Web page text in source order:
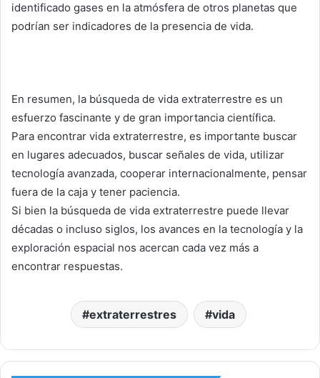
identificado gases en la atmósfera de otros planetas que
podrían ser indicadores de la presencia de vida.
En resumen, la búsqueda de vida extraterrestre es un
esfuerzo fascinante y de gran importancia científica.
Para encontrar vida extraterrestre, es importante buscar
en lugares adecuados, buscar señales de vida, utilizar
tecnología avanzada, cooperar internacionalmente, pensar
fuera de la caja y tener paciencia.
Si bien la búsqueda de vida extraterrestre puede llevar
décadas o incluso siglos, los avances en la tecnología y la
exploración espacial nos acercan cada vez más a
encontrar respuestas.
extraterrestres vida